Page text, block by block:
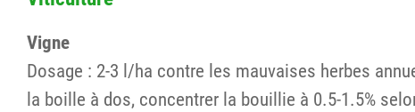
Vigne
Dosage : 2-3 l/ha contre les mauvaises herbes
la boille à dos, concentrer la bouillie à 0.5-1.5%